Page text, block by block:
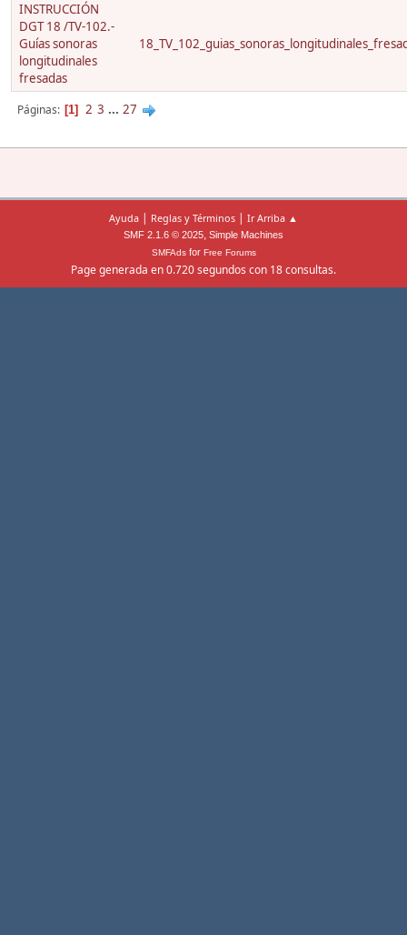
INSTRUCCIÓN
DGT 18 /TV-102.-
Guías sonoras
longitudinales
fresadas
Páginas 1 2 3 ... 27
Ayuda | Reglas y Términos | Ir Arriba ▲
SMF 2.1.6 © 2025, Simple Machines
SMFAdsfor Free Forums
Page generada en 0.720 segundos con 18 consultas.